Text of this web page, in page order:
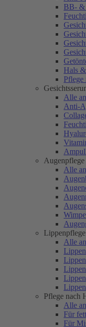
BB- &
Hals
Alle
Anti-
Augenpflege
Alle
Lippenpflege
Alle
Pflege nach
Alle
Für
Für